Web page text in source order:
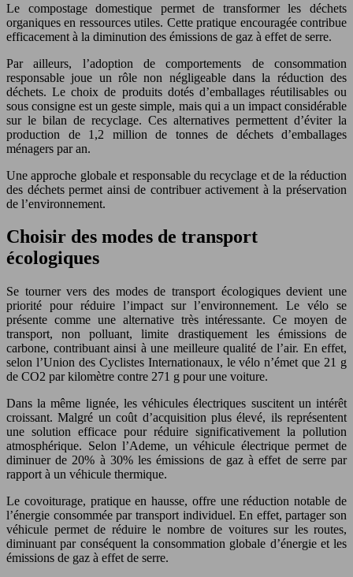
Le compostage domestique permet de transformer les déchets
organiques en ressources utiles. Cette pratique encouragée contribue
efficacement à la diminution des émissions de gaz à effet de serre.
Par ailleurs, l’adoption de comportements de consommation
responsable joue un rôle non négligeable dans la réduction des
déchets. Le choix de produits dotés d’emballages réutilisables ou
sous consigne est un geste simple, mais qui a un impact considérable
sur le bilan de recyclage. Ces alternatives permettent d’éviter la
production de 1,2 million de tonnes de déchets d’emballages
ménagers par an.
Une approche globale et responsable du recyclage et de la réduction
des déchets permet ainsi de contribuer activement à la préservation
de l’environnement.
Choisir des modes de transport
écologiques
Se tourner vers des modes de transport écologiques devient une
priorité pour réduire l’impact sur l’environnement. Le vélo se
présente comme une alternative très intéressante. Ce moyen de
transport, non polluant, limite drastiquement les émissions de
carbone, contribuant ainsi à une meilleure qualité de l’air. En effet,
selon l’Union des Cyclistes Internationaux, le vélo n’émet que 21 g
de CO2 par kilomètre contre 271 g pour une voiture.
Dans la même lignée, les véhicules électriques suscitent un intérêt
croissant. Malgré un coût d’acquisition plus élevé, ils représentent
une solution efficace pour réduire significativement la pollution
atmosphérique. Selon l’Ademe, un véhicule électrique permet de
diminuer de 20% à 30% les émissions de gaz à effet de serre par
rapport à un véhicule thermique.
Le covoiturage, pratique en hausse, offre une réduction notable de
l’énergie consommée par transport individuel. En effet, partager son
véhicule permet de réduire le nombre de voitures sur les routes,
diminuant par conséquent la consommation globale d’énergie et les
émissions de gaz à effet de serre.